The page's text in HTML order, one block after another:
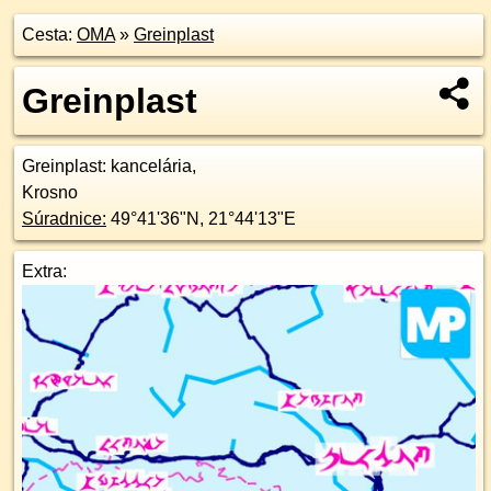
Cesta: OMA» Greinplast
Greinplast
Greinplast: kancelária,
Krosno
Súradnice: 49°41'36"N , 21°44'13"E
Extra: